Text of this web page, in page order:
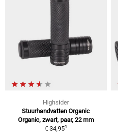
Highsider
Stuurhandvatten Organic
Organic, zwart, paar, 22 mm
€ 34,951